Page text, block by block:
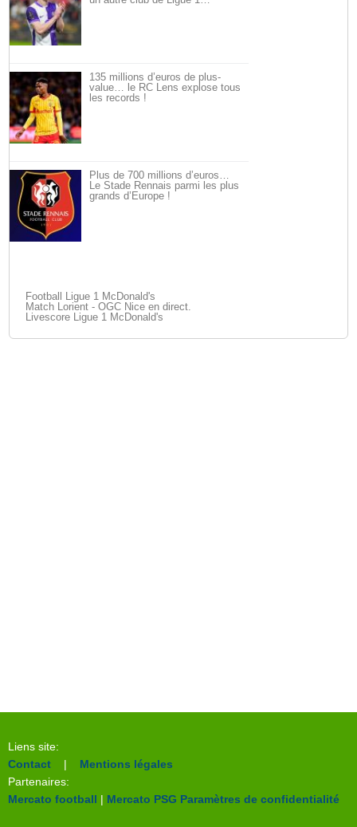
135 millions d’euros de plus-
value… le RC Lens explose tous
les records !
Plus de 700 millions d’euros…
Le Stade Rennais parmi les plus
grands d’Europe !
Football Ligue 1 McDonald's
Match Lorient - OGC Nice en direct.
Livescore Ligue 1 McDonald's
Liens site:
Contact | Mentions légales
Partenaires:
Mercato football | Mercato PSG Paramètres de confidentialité